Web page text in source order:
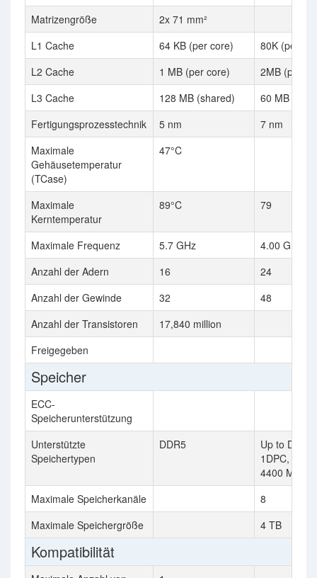
Matrizengröße
2x 71 mm²
L1 Cache
64 KB (per core)
80K (per
L2 Cache
1 MB (per core)
2MB (per
L3 Cache
128 MB (shared)
60 MB
Fertigungsprozesstechnik
5 nm
7 nm
Maximale
Gehäusetemperatur
(TCase)
47°C
Maximale
Kerntemperatur
89°C 79
Maximale Frequenz 5.7 GHz
4.00 GHz
Anzahl der Adern
16
24
Anzahl der Gewinde
32
48
Anzahl der Transistoren
17,840 million
Freigegeben
Speicher
ECC-
Speicherunterstützung
Unterstützte
Speichertypen
DDR5
Up to
1DPC, Up
4400 MT/s
Maximale Speicherkanäle
8
Maximale Speichergröße
4 TB
Kompatibilität